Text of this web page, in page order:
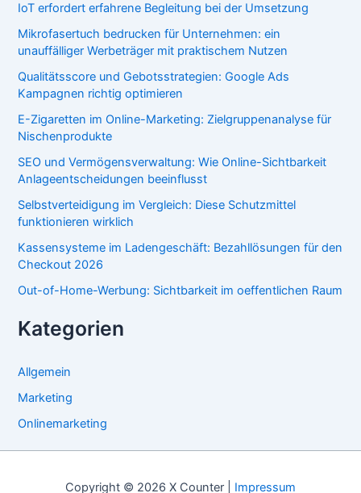
IoT erfordert erfahrene Begleitung bei der Umsetzung
Mikrofasertuch bedrucken für Unternehmen: ein
unauffälliger Werbeträger mit praktischem Nutzen
Qualitätsscore und Gebotsstrategien: Google Ads
Kampagnen richtig optimieren
E-Zigaretten im Online-Marketing: Zielgruppenanalyse für
Nischenprodukte
SEO und Vermögensverwaltung: Wie Online-Sichtbarkeit
Anlageentscheidungen beeinflusst
Selbstverteidigung im Vergleich: Diese Schutzmittel
funktionieren wirklich
Kassensysteme im Ladengeschäft: Bezahllösungen für den
Checkout 2026
Out-of-Home-Werbung: Sichtbarkeit im oeffentlichen Raum
Kategorien
Allgemein
Marketing
Onlinemarketing
Copyright © 2026 X Counter | Impressum